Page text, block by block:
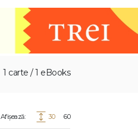
1 carte / 1 eBooks
Afișează: 30 60